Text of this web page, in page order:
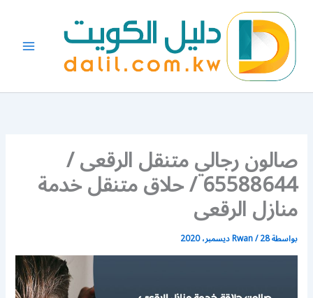
المحتوى
صالون رجالي متنقل الرقعى /
65588644 / حلاق متنقل خدمة
منازل الرقعى
بواسطة Rwan/28 ديسمبر، 2020